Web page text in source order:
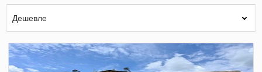
Дешевле